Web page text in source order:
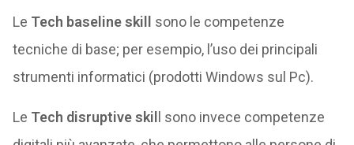
Le Tech baseline skill sono le competenze
tecniche di base; per esempio, l’uso dei principali
strumenti informatici (prodotti Windows sul Pc).
Le Tech disruptive skill sono invece competenze